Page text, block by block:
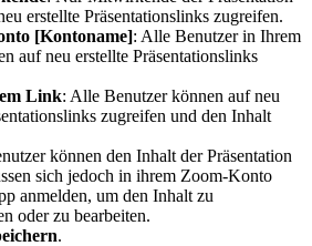
erstellte Präsentationslinks zugreifen.
[Kontoname]: Alle Benutzer in Ihrem
auf neu erstellte Präsentationslinks
Link: Alle Benutzer können auf neu
zugreifen und den Inhalt
können den Inhalt der Präsentation
sich jedoch in ihrem Zoom-Konto
anmelden, um den Inhalt zu
oder zu bearbeiten.
.